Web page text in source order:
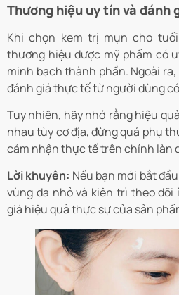
Thương hiệu uy tín và đánh
Khi chọn kem trị mụn cho
thương hiệu dược mỹ phẩm có
minh bạch thành phần. Ngoài
đánh giá thực tế từ người dùng
Tuy nhiên, hãy nhớ rằng hiệu
nhau tùy cơ địa, đừng quá phụ
cảm nhận thực tế trên chính làn
Lời khuyên: Nếu bạn mới bắt
vùng da nhỏ và kiên trì theo
giá hiệu quả thực sự của sản